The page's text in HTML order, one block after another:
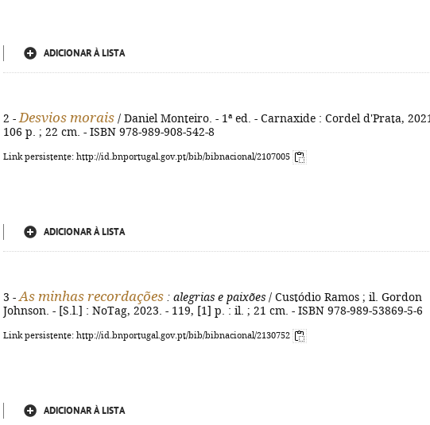
ADICIONAR À LISTA
2 - Desvios morais / Daniel Monteiro. - 1ª ed. - Carnaxide : Cordel d'Prata,
106 p. ; 22 cm. - ISBN 978-989-908-542-8
Link persistente: http://id.bnportugal.gov.pt/bib/bibnacional/2107005
ADICIONAR À LISTA
3 - As minhas recordações : alegrias e paixões / Custódio Ramos ; il. Gordon
Johnson. - [S.l.] : NoTag, 2023. - 119, [1] p. : il. ; 21 cm. - ISBN 978-989-53869-5-6
Link persistente: http://id.bnportugal.gov.pt/bib/bibnacional/2130752
ADICIONAR À LISTA